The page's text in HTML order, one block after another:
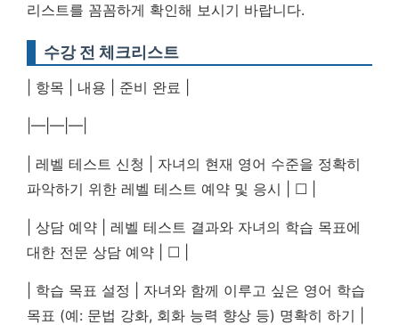
리스트를 꼼꼼하게 확인해 보시기 바랍니다.
수강 전 체크리스트
| 항목 | 내용 | 준비 완료 |
|—|—|—|
| 레벨 테스트 신청 | 자녀의 현재 영어 수준을 정확히
파악하기 위한 레벨 테스트 예약 및 응시 | ☐ |
| 상담 예약 | 레벨 테스트 결과와 자녀의 학습 목표에
대한 전문 상담 예약 | ☐ |
| 학습 목표 설정 | 자녀와 함께 이루고 싶은 영어 학습
목표 (예: 문법 강화, 회화 능력 향상 등) 명확히 하기 |